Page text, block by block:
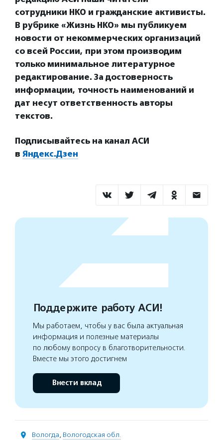
сотрудники НКО и гражданские активисты.
В рубрике «Жизнь НКО» мы публикуем
новости от некоммерческих организаций
со всей России, при этом производим
только минимальное литературное
редактирование. За достоверность
информации, точность наименований и
дат несут ответственность авторы
текстов.
Подписывайтесь на канал АСИ
в Яндекс.Дзен
Поддержите работу АСИ!
Мы работаем, чтобы у вас была актуальная
информация и полезные материалы
по любому вопросу в благотворительности.
Вместе мы этого достигнем
Внести вклад
Вологда, Вологодская обл.